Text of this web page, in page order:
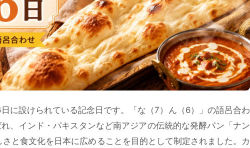
に設けられている記念日です。「な（7）ん（6）」の語呂合わ
、インド・パキスタンなど南アジアの伝統的な発酵パン「ナン
さと食文化を日本に広めることを目的として制定されました。カ